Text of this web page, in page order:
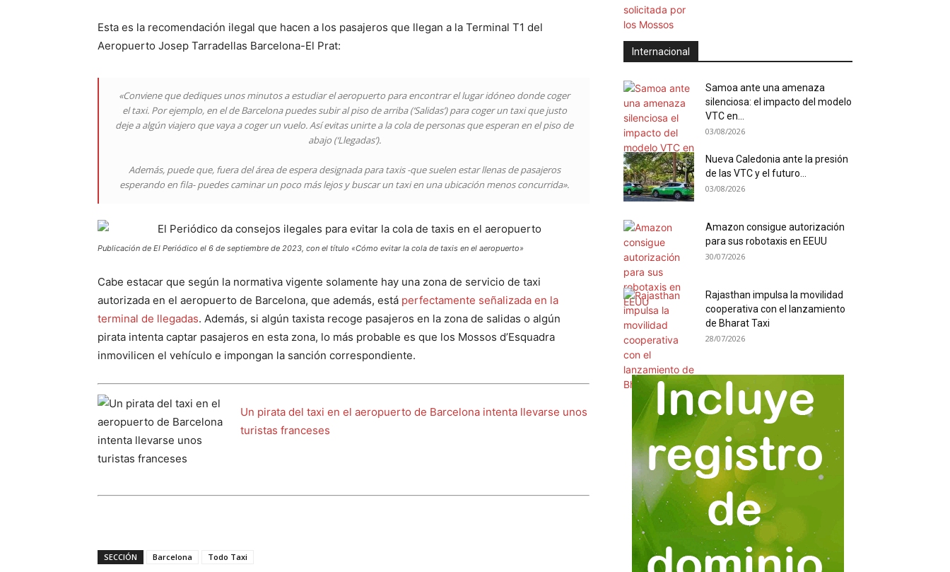
Esta es la recomendación ilegal que hacen a los pasajeros que llegan a la Terminal T1 del
Aeropuerto Josep Tarradellas Barcelona-El Prat:
«Conviene que dediques unos minutos a estudiar el aeropuerto para encontrar el lugar idóneo donde coger
el taxi. Por ejemplo, en el de Barcelona puedes subir al piso de arriba (‘Salidas’) para coger un taxi que justo
deje a algún viajero que vaya a coger un vuelo. Así evitas unirte a la cola de personas que esperan en el piso de
abajo (‘Llegadas’).
Además, puede que, fuera del área de espera designada para taxis -que suelen estar llenas de pasajeros
esperando en fila- puedes caminar un poco más lejos y buscar un taxi en una ubicación menos concurrida».
Publicación de El Periódico el 6 de septiembre de 2023, con el título «Cómo evitar la cola de taxis en el aeropuerto»
Cabe estacar que según la normativa vigente solamente hay una zona de servicio de taxi
autorizada en el aeropuerto de Barcelona, que además, está perfectamente señalizada en la
terminal de llegadas. Además, si algún taxista recoge pasajeros en la zona de salidas o algún
pirata intenta captar pasajeros en esta zona, lo más probable es que los Mossos d’Esquadra
inmovilicen el vehículo e impongan la sanción correspondiente.
Un pirata del taxi en el aeropuerto de Barcelona intenta llevarse unos
turistas franceses
SECCIÓN Barcelona Todo Taxi
Internacional
Samoa ante una amenaza
silenciosa: el impacto del modelo
VTC en...
03/08/2026
Nueva Caledonia ante la presión
de las VTC y el futuro...
03/08/2026
Amazon consigue autorización
para sus robotaxis en EEUU
30/07/2026
Rajasthan impulsa la movilidad
cooperativa con el lanzamiento
de Bharat Taxi
28/07/2026